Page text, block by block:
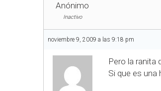
Anónimo
Inactivo
noviembre 9, 2009 a las 9:18 pm
Pero la ranita
Si que es una